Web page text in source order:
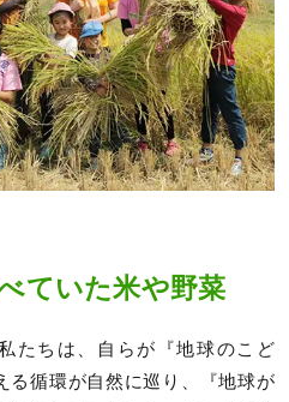
ていた米や野菜
たちは、自らが『地球のこど
る循環が自然に巡り、『地球が